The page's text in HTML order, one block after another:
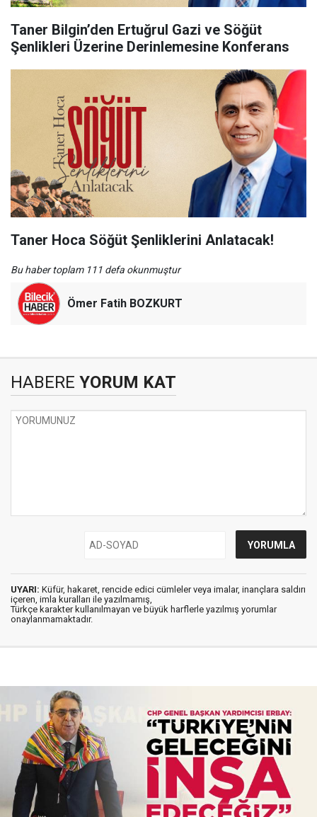
Taner Bilgin’den Ertuğrul Gazi ve Söğüt
Şenlikleri Üzerine Derinlemesine Konferans
Taner Hoca Söğüt Şenliklerini Anlatacak!
Bu haber toplam 111 defa okunmuştur
Ömer Fatih BOZKURT
HABERE YORUM KAT
UYARI: Küfür, hakaret, rencide edici cümleler veya imalar, inançlara saldırı
içeren, imla kuralları ile yazılmamış,
Türkçe karakter kullanılmayan ve büyük harflerle yazılmış yorumlar
onaylanmamaktadır.